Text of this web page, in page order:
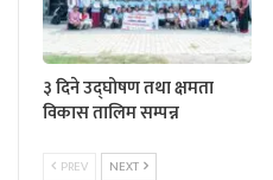
३ दिने उद्घोषण तथा क्षमता
विकास तालिम सम्पन्न
PREV NEXT